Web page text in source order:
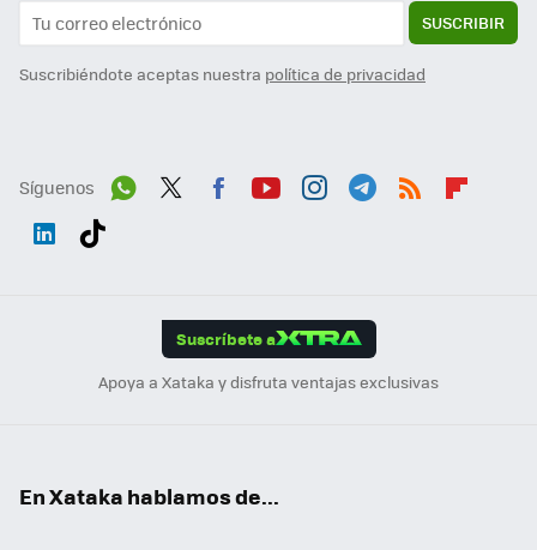
SUSCRIBIR
Suscribiéndote aceptas nuestra política de privacidad
Síguenos
Suscríbete a
Apoya a Xataka y disfruta ventajas exclusivas
En Xataka hablamos de...